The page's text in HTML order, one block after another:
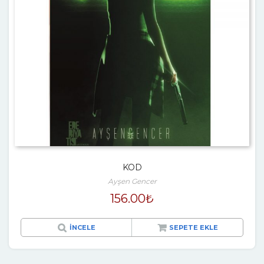
KOD
Ayşen Gencer
156.00₺
İNCELE SEPETE EKLE